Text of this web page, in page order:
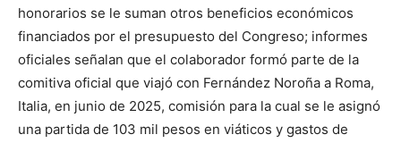
honorarios se le suman otros beneficios económicos
financiados por el presupuesto del Congreso; informes
oficiales señalan que el colaborador formó parte de la
comitiva oficial que viajó con Fernández Noroña a Roma,
Italia, en junio de 2025, comisión para la cual se le asignó
una partida de 103 mil pesos en viáticos y gastos de